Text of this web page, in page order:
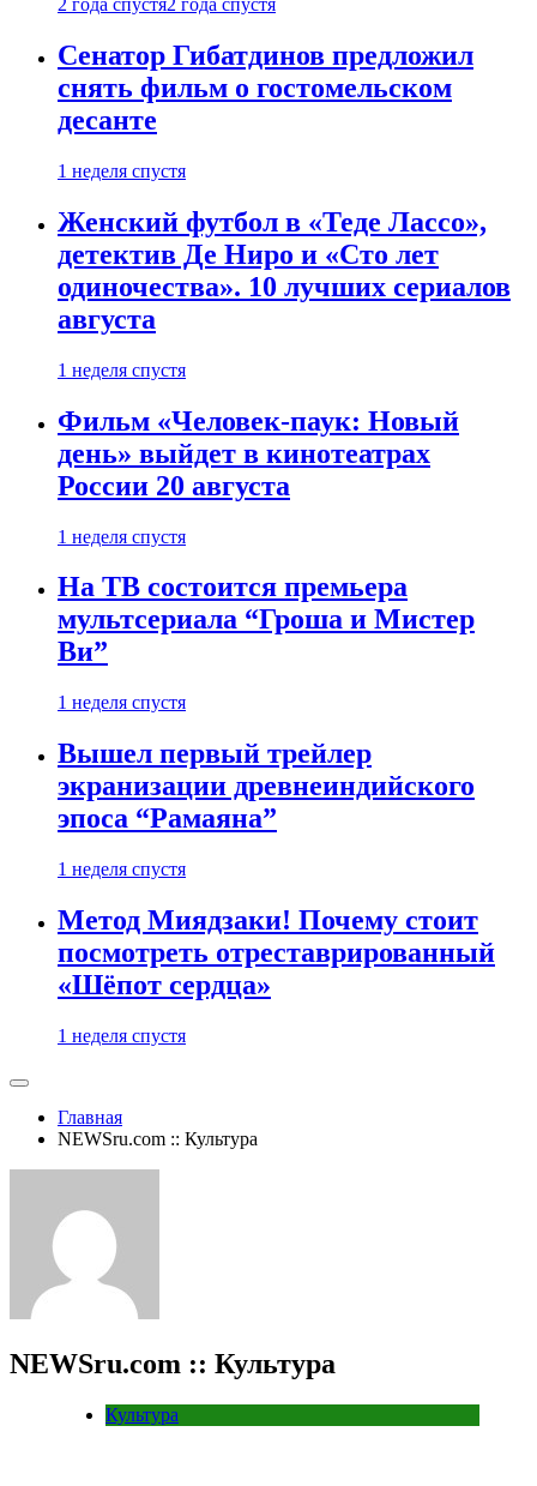
2 года спустя2 года спустя
Сенатор Гибатдинов предложил
снять фильм о гостомельском
десанте
1 неделя спустя
Женский футбол в «Теде Лассо»,
детектив Де Ниро и «Сто лет
одиночества». 10 лучших сериалов
августа
1 неделя спустя
Фильм «Человек-паук: Новый
день» выйдет в кинотеатрах
России 20 августа
1 неделя спустя
На ТВ состоится премьера
мультсериала “Гроша и Мистер
Ви”
1 неделя спустя
Вышел первый трейлер
экранизации древнеиндийского
эпоса “Рамаяна”
1 неделя спустя
Метод Миядзаки! Почему стоит
посмотреть отреставрированный
«Шёпот сердца»
1 неделя спустя
Главная
NEWSru.com :: Культура
NEWSru.com :: Культура
Культура